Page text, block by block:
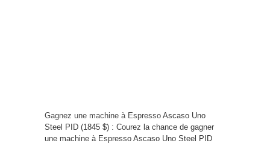
Gagnez une machine à Espresso Ascaso Uno
Steel PID (1845 $) : Courez la chance de gagner
une machine à Espresso Ascaso Uno Steel PID